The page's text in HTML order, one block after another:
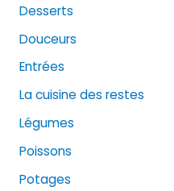
Desserts
Douceurs
Entrées
La cuisine des restes
Légumes
Poissons
Potages